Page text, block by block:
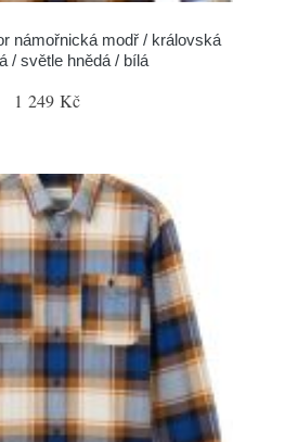
námořnická modř / královská
/ světle hnědá / bílá
1 249 Kč